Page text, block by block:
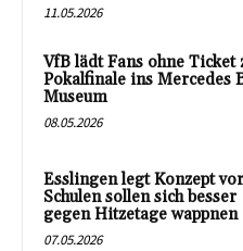
11.05.2026
VfB lädt Fans ohne Ticket
Pokalfinale ins Mercedes
Museum
08.05.2026
Esslingen legt Konzept
Schulen sollen sich besser
gegen Hitzetage wappnen
07.05.2026